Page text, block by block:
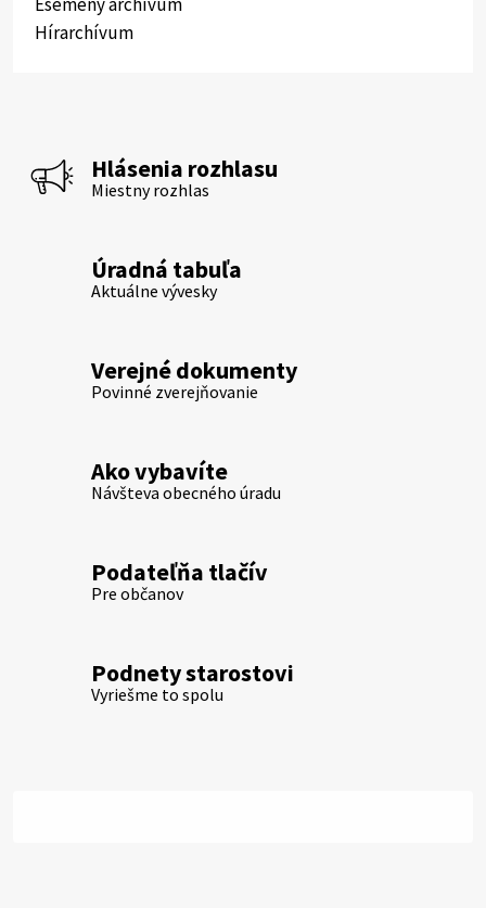
Hírarchívum
Hlásenia rozhlasu
Miestny rozhlas
Úradná tabuľa
Aktuálne vývesky
Verejné dokumenty
Povinné zverejňovanie
Ako vybavíte
Návšteva obecného úradu
Podateľňa tlačív
Pre občanov
Podnety starostovi
Vyriešme to spolu